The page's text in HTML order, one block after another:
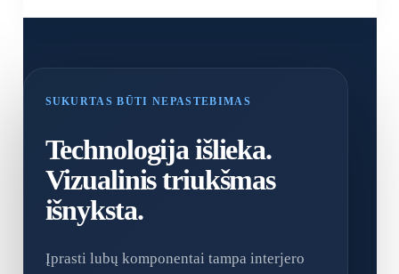
SUKURTAS BŪTI NEPASTEBIMAS
Technologija išlieka.
Vizualinis triukšmas
išnyksta.
Įprasti lubų komponentai tampa interjero